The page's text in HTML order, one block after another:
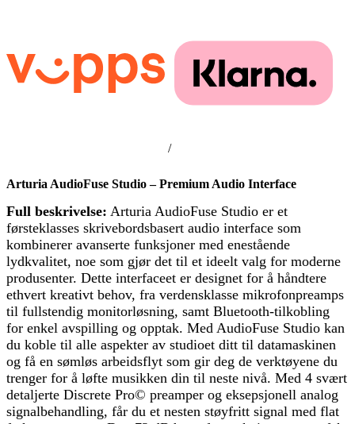
/
Arturia AudioFuse Studio – Premium Audio Interface
Full beskrivelse: Arturia AudioFuse Studio er et
førsteklasses skrivebordsbasert audio interface som
kombinerer avanserte funksjoner med enestående
lydkvalitet, noe som gjør det til et ideelt valg for moderne
produsenter. Dette interfaceet er designet for å håndtere
ethvert kreativt behov, fra verdensklasse mikrofonpreamps
til fullstendig monitorløsning, samt Bluetooth-tilkobling
for enkel avspilling og opptak. Med AudioFuse Studio kan
du koble til alle aspekter av studioet ditt til datamaskinen
og få en sømløs arbeidsflyt som gir deg de verktøyene du
trenger for å løfte musikken din til neste nivå. Med 4 svært
detaljerte Discrete Pro© preamper og eksepsjonell analog
signalbehandling, får du et nesten støyfritt signal med flat